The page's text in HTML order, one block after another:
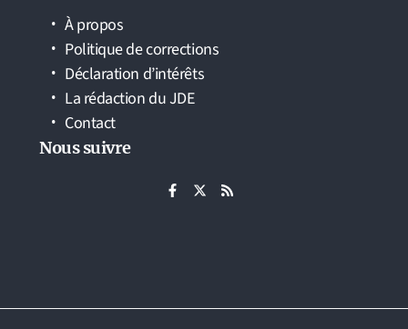
À propos
Politique de corrections
Déclaration d’intérêts
La rédaction du JDE
Contact
Nous suivre